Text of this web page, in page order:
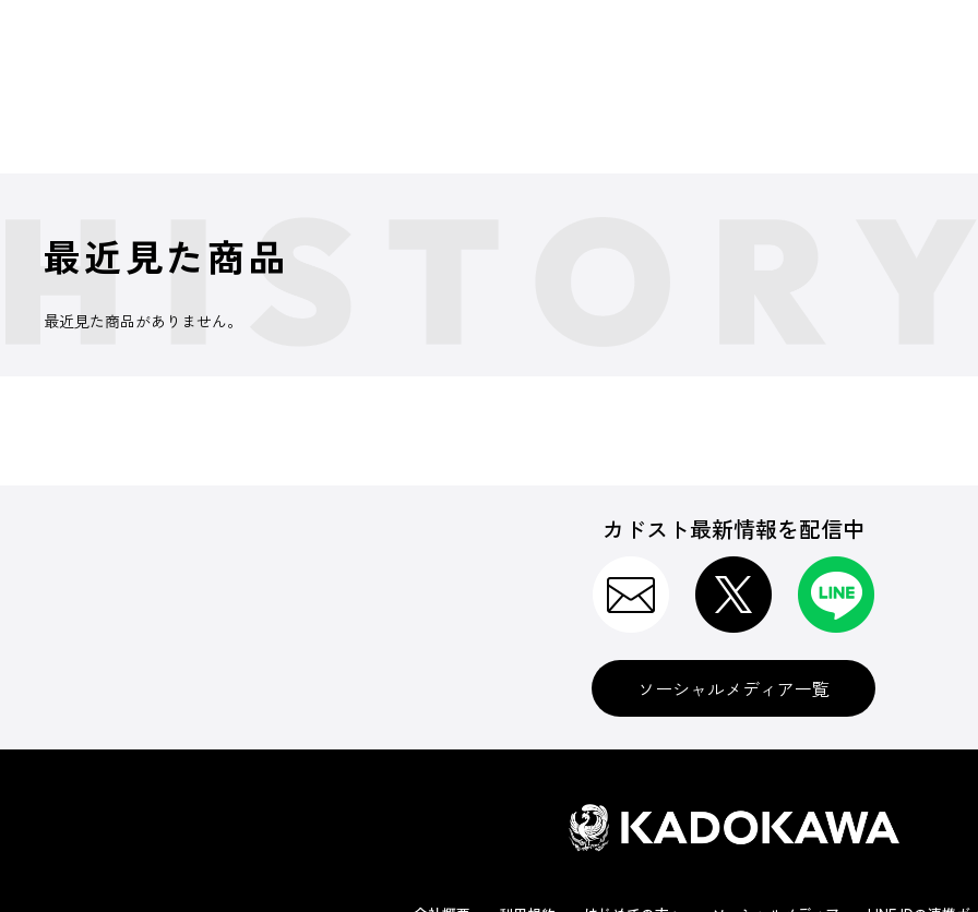
最近見た商品
最近見た商品がありません。
カドスト最新情報を配信中
ソーシャルメディア一覧